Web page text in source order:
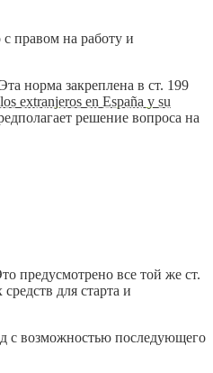
правом на работу и
норма закреплена в ст. 199
extranjeros en España y su
решение вопроса на
предусмотрено все той же ст.
для старта и
с возможностью последующего